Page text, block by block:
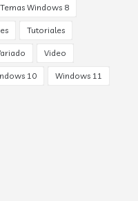
Temas Windows 8
Tutoriales
Video
10 Windows 11